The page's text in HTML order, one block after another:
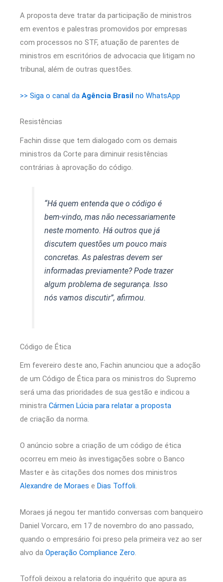
A proposta deve tratar da participação de ministros
em eventos e palestras promovidos por empresas
com processos no STF, atuação de parentes de
ministros em escritórios de advocacia que litigam no
tribunal, além de outras questões.
>> Siga o canal da Agência Brasil no WhatsApp
Resistências
Fachin disse que tem dialogado com os demais
ministros da Corte para diminuir resistências
contrárias à aprovação do código.
“Há quem entenda que o código é
bem-vindo, mas não necessariamente
neste momento. Há outros que já
discutem questões um pouco mais
concretas. As palestras devem ser
informadas previamente? Pode trazer
algum problema de segurança. Isso
nós vamos discutir”, afirmou.
Código de Ética
Em fevereiro deste ano, Fachin anunciou que a adoção
de um Código de Ética para os ministros do Supremo
será uma das prioridades de sua gestão e indicou a
ministra Cármen Lúcia para relatar a proposta
de criação da norma.
O anúncio sobre a criação de um código de ética
ocorreu em meio às investigações sobre o Banco
Master e às citações dos nomes dos ministros
Alexandre de Moraes e Dias Toffoli.
Moraes já negou ter mantido conversas com banqueiro
Daniel Vorcaro, em 17 de novembro do ano passado,
quando o empresário foi preso pela primeira vez ao ser
alvo da Operação Compliance Zero
Toffoli deixou a relatoria do inquérito que apura as